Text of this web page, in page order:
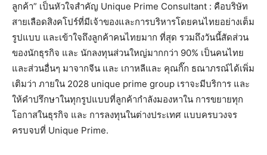
ลูกค้า” เป็นหัวใจสำคัญ Unique Prime Consultant : คือบริษัท
สายเลือดสิงคโปร์ที่มีเจ้าของและการบริหารโดยคนไทยอย่างเต็ม
รูปแบบ และเข้าใจถึงลูกค้าคนไทยมาก ที่สุด รวมถึงวันนี้สัดส่วน
ของนักธุรกิจ และ นักลงทุนส่วนใหญ่มากกว่า 90% เป็นคนไทย
และส่วนอื่นๆ มาจากจีน และ เกาหลีและ คุณกิ๊ก ธณาภรณ์ได้เพิ่ม
เติมว่า ภายใน 2028 unique prime group เราจะมีบริการ และ
ให้คำปรึกษาในทุกรูปแบบที่ลูกค้ากำลังมองหาใน การขยายทุก
โอกาสในธุรกิจ และ การลงทุนในต่างประเทศ แบบครบวงจร
ครบจบที่ Unique Prime.